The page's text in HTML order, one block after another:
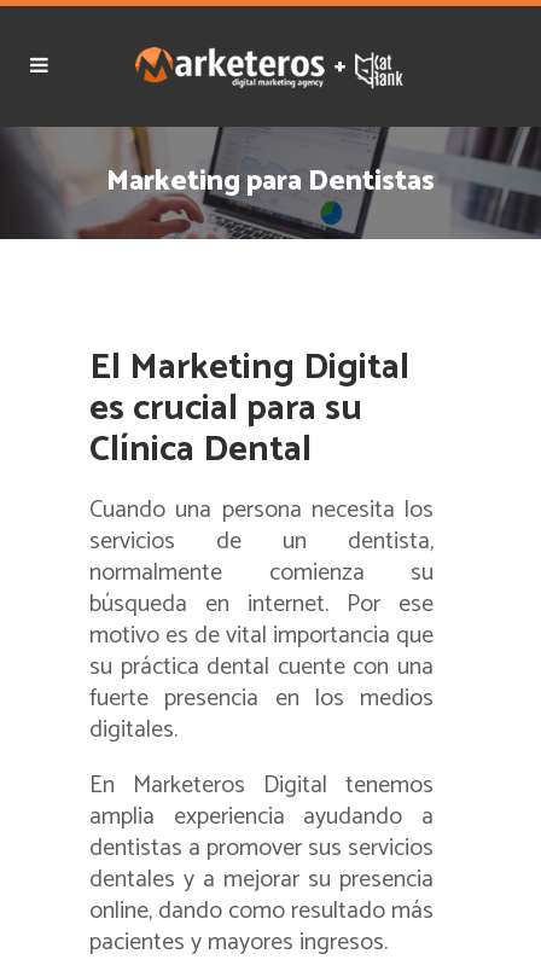
Marketing para Dentistas
El Marketing Digital
es crucial para su
Clínica Dental
Cuando una persona necesita los
servicios de un dentista,
normalmente comienza su
búsqueda en internet. Por ese
motivo es de vital importancia que
su práctica dental cuente con una
fuerte presencia en los medios
digitales.
En Marketeros Digital tenemos
amplia experiencia ayudando a
dentistas a promover sus servicios
dentales y a mejorar su presencia
online, dando como resultado más
pacientes y mayores ingresos.